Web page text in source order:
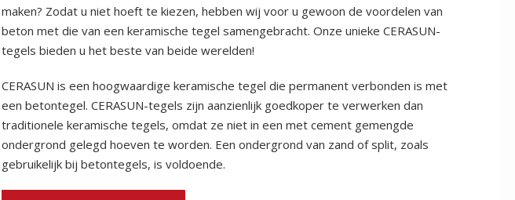
maken? Zodat u niet hoeft te kiezen, hebben wij voor u gewoon de voordelen van
beton met die van een keramische tegel samengebracht. Onze unieke CERASUN-
tegels bieden u het beste van beide werelden!
CERASUN is een hoogwaardige keramische tegel die permanent verbonden is met
een betontegel. CERASUN-tegels zijn aanzienlijk goedkoper te verwerken dan
traditionele keramische tegels, omdat ze niet in een met cement gemengde
ondergrond gelegd hoeven te worden. Een ondergrond van zand of split, zoals
gebruikelijk bij betontegels, is voldoende.